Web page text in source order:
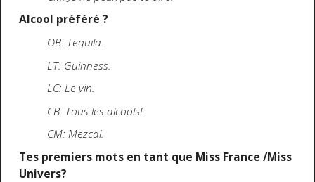
Alcool préféré ?
OB: Tequila.
LT: Guinness.
LC: Le vin.
CB: Tous les alcools!
CM: Mezcal.
Tes premiers mots en tant que Miss France /Miss
Univers?